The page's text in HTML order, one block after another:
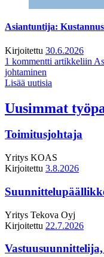
Asiantuntija:
Kirjoitettu 30.6.2026
1 kommentti artikkeliin
johtaminen
Lisää uutisia
Uusimmat
Toimitusjohtaja
Yritys KOAS
Kirjoitettu 3.8.2026
Yritys Tekova Oyj
Kirjoitettu 22.7.2026